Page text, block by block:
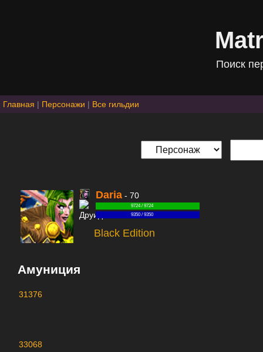
Поиск
Главная | Персонажи | Все гильдии
Daria - 70
9724 / 9724
9350 / 9350
Black Edition
Амуниция
31376
33068